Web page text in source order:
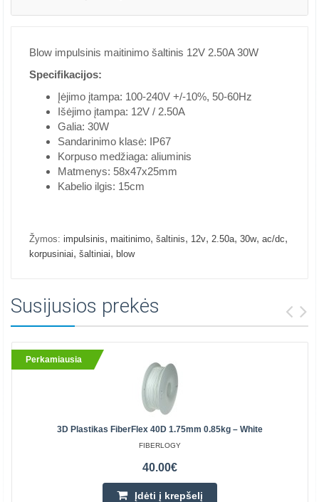
Blow impulsinis maitinimo šaltinis 12V 2.50A 30W
Specifikacijos:
Įėjimo įtampa: 100-240V +/-10%, 50-60Hz
Išėjimo įtampa: 12V / 2.50A
Galia: 30W
Sandarinimo klasė: IP67
Korpuso medžiaga: aliuminis
Matmenys: 58x47x25mm
Kabelio ilgis: 15cm
Žymos: impulsinis, maitinimo, šaltinis, 12v, 2.50a, 30w, ac/dc,
korpusiniai, šaltiniai, blow
Susijusios prekės
Perkamiausia
3D Plastikas FiberFlex 40D 1.75mm 0.85kg – White
FIBERLOGY
40.00€
Įdėti į krepšelį